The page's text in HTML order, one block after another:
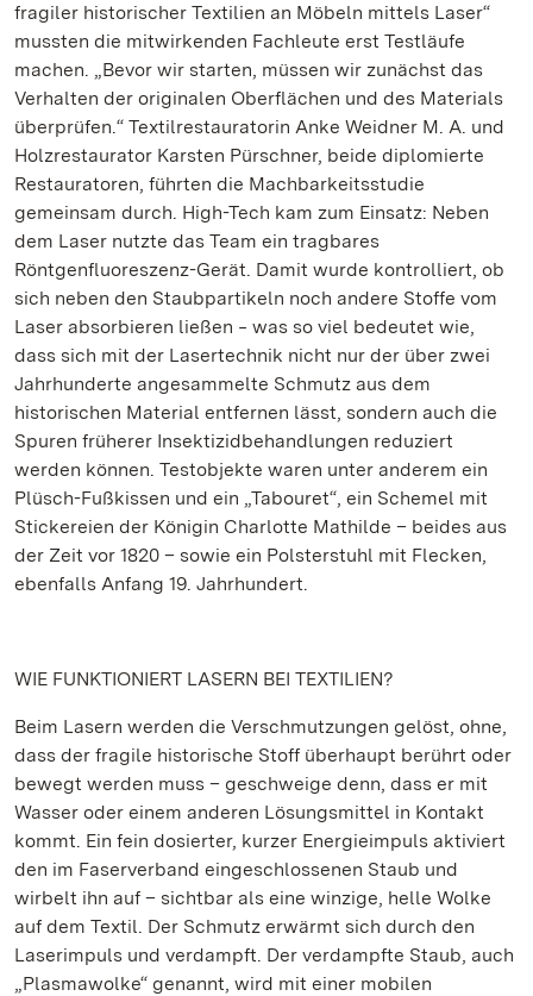
fragiler historischer Textilien an Möbeln mittels Laser“
mussten die mitwirkenden Fachleute erst Testläufe
machen. „Bevor wir starten, müssen wir zunächst das
Verhalten der originalen Oberflächen und des Materials
überprüfen.“ Textilrestauratorin Anke Weidner M. A. und
Holzrestaurator Karsten Pürschner, beide diplomierte
Restauratoren, führten die Machbarkeitsstudie
gemeinsam durch. High-Tech kam zum Einsatz: Neben
dem Laser nutzte das Team ein tragbares
Röntgenfluoreszenz-Gerät. Damit wurde kontrolliert, ob
sich neben den Staubpartikeln noch andere Stoffe vom
Laser absorbieren ließen ‒ was so viel bedeutet wie,
dass sich mit der Lasertechnik nicht nur der über zwei
Jahrhunderte angesammelte Schmutz aus dem
historischen Material entfernen lässt, sondern auch die
Spuren früherer Insektizidbehandlungen reduziert
werden können. Testobjekte waren unter anderem ein
Plüsch-Fußkissen und ein „Tabouret“, ein Schemel mit
Stickereien der Königin Charlotte Mathilde – beides aus
der Zeit vor 1820 – sowie ein Polsterstuhl mit Flecken,
ebenfalls Anfang 19. Jahrhundert.
WIE FUNKTIONIERT LASERN BEI TEXTILIEN?
Beim Lasern werden die Verschmutzungen gelöst, ohne,
dass der fragile historische Stoff überhaupt berührt oder
bewegt werden muss – geschweige denn, dass er mit
Wasser oder einem anderen Lösungsmittel in Kontakt
kommt. Ein fein dosierter, kurzer Energieimpuls aktiviert
den im Faserverband eingeschlossenen Staub und
wirbelt ihn auf – sichtbar als eine winzige, helle Wolke
auf dem Textil. Der Schmutz erwärmt sich durch den
Laserimpuls und verdampft. Der verdampfte Staub, auch
„Plasmawolke“ genannt, wird mit einer mobilen